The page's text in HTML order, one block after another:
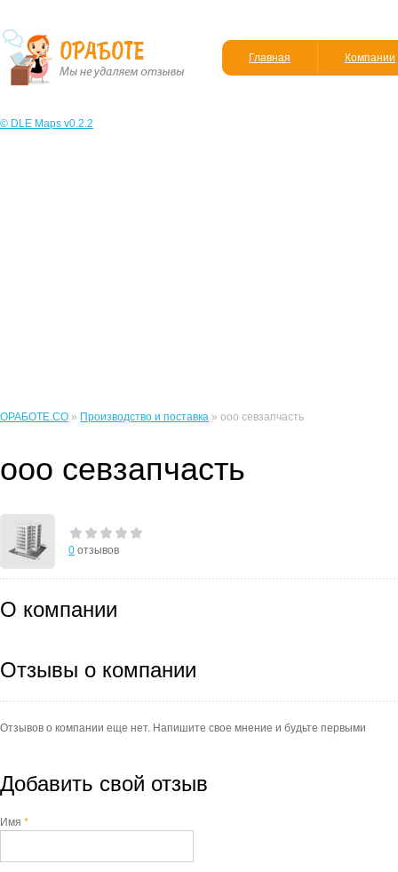
Главная Компании
© DLE Maps v0.2.2
ОРАБОТЕ.CO » Производство и поставка » ооо севзапчасть
ооо севзапчасть
0 отзывов
О компании
Отзывы о компании
Отзывов о компании еще нет. Напишите свое мнение и будьте первыми
Добавить свой отзыв
Имя *